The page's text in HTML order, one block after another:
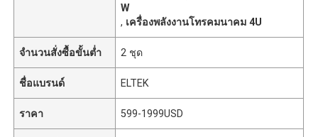
W
, เครื่องพลังงานโทรคมนาคม 4U
จำนวนสั่งซื้อขั้นต่ำ 2 ชุด
ชื่อแบรนด์ ELTEK
ราคา 599-1999USD